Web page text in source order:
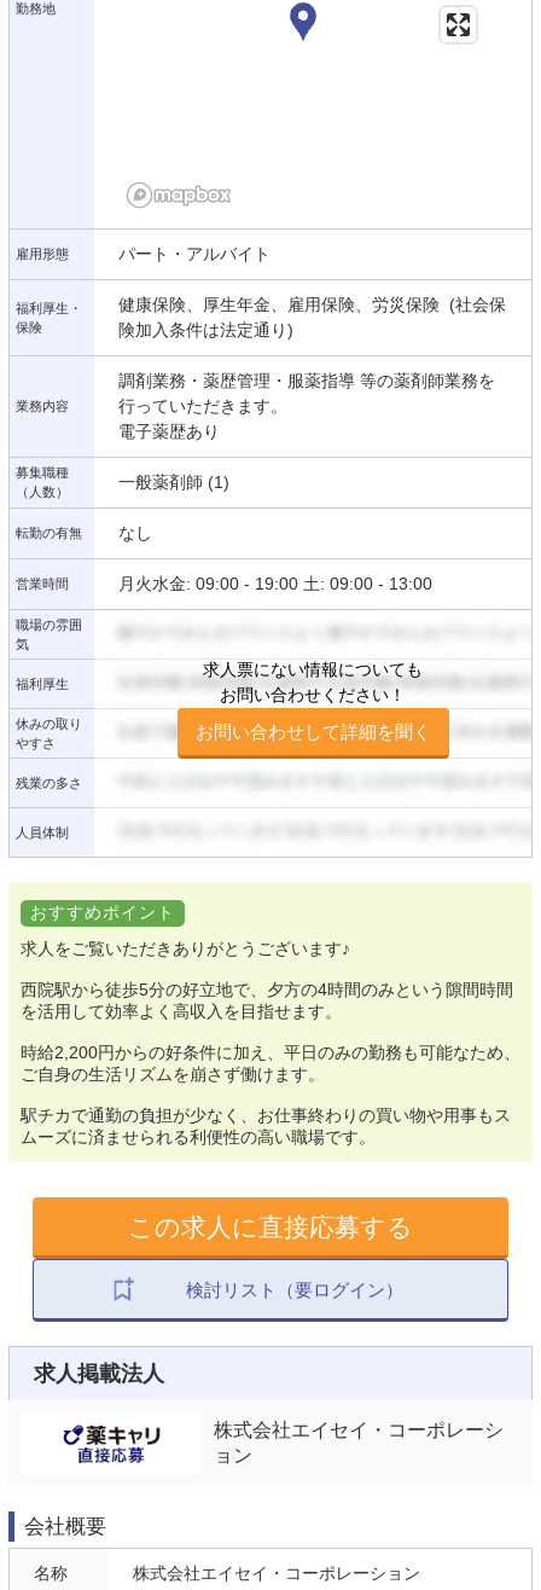
勤務地
雇用形態 パート・アルバイト
福利厚生・
保険
健康保険、厚生年金、雇用保険、労災保険 (社会保
険加入条件は法定通り)
業務内容
調剤業務・薬歴管理・服薬指導 等の薬剤師業務を
行っていただきます。
電子薬歴あり
募集職種
（人数）
一般薬剤師 (1)
転勤の有無 なし
営業時間 月火水金: 09:00 - 19:00 土: 09:00 - 13:00
職場の雰囲
気
求人票にない情報についても
お問い合わせください！
お問い合わせして詳細を聞く
福利厚生
休みの取り
やすさ
残業の多さ
人員体制
おすすめポイント
求人をご覧いただきありがとうございます♪
西院駅から徒歩5分の好立地で、夕方の4時間のみという隙間時間
を活用して効率よく高収入を目指せます。
時給2,200円からの好条件に加え、平日のみの勤務も可能なため、
ご自身の生活リズムを崩さず働けます。
駅チカで通勤の負担が少なく、お仕事終わりの買い物や用事もス
ムーズに済ませられる利便性の高い職場です。
検討リスト（要ログイン）
この求人に直接応募する
求人掲載法人
株式会社エイセイ・コーポレーシ
ョン
会社概要
名称 株式会社エイセイ・コーポレーション